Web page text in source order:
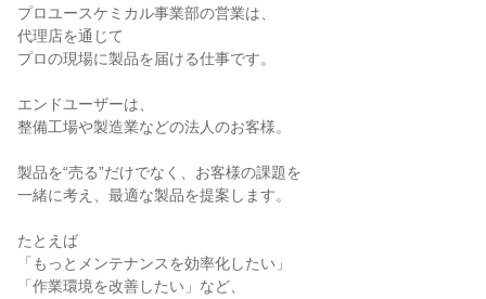
プロユースケミカル事業部の営業は、
代理店を通じて
プロの現場に製品を届ける仕事です。
エンドユーザーは、
整備工場や製造業などの法人のお客様。
製品を“売る”だけでなく、お客様の課題を
一緒に考え、最適な製品を提案します。
たとえば
「もっとメンテナンスを効率化したい」
「作業環境を改善したい」など、